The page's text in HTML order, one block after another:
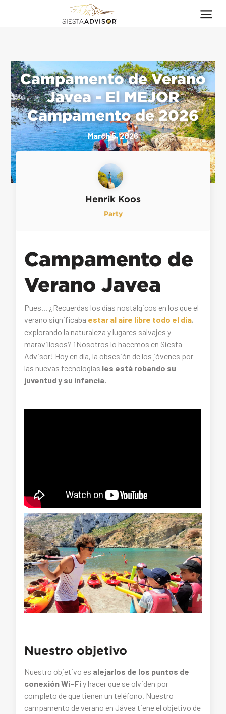
Campamento de Verano
Javea - El MEJOR
Campamento de 2026
March 5, 2026
Henrik Koos
Party
Campamento de
Verano Javea
Pues... ¿Recuerdas los días nostálgicos en los que el
verano significaba estar al aire libre todo el día,
explorando la naturaleza y lugares salvajes y
maravillosos? ¡Nosotros lo hacemos en Siesta
Advisor! Hoy en día, la obsesión de los jóvenes por
las nuevas tecnologías les está robando su
juventud y su infancia.
Nuestro objetivo
Nuestro objetivo es alejarlos de los puntos de
conexión Wi-Fiy hacer que se olviden por
completo de que tienen un teléfono. Nuestro
campamento de verano en Jávea tiene el objetivo de